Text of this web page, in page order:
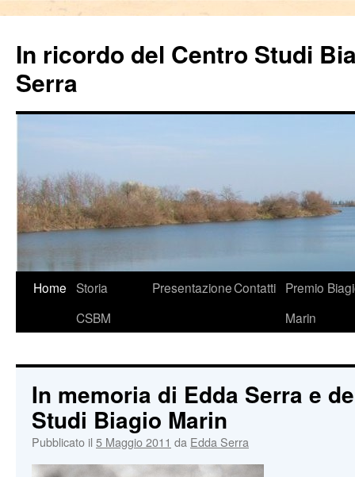
In ricordo del Centro Studi
Serra
VaiHome Storia
CSBM
PresentazioneContatti Premio
Marin
In memoria di Edda Serra e
Studi Biagio Marin
Pubblicato il 5 Maggio 2011 da Edda Serra